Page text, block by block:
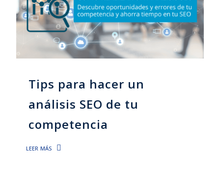
Tips para hacer un
análisis SEO de tu
competencia
leer más